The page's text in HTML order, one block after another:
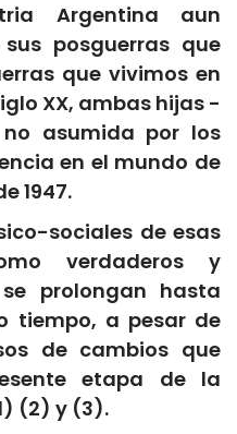
Argentina aun
posguerras que
que vivimos en
XX, ambas hijas -
asumida por los
en el mundo de
1947.
sociales de esas
verdaderos y
prolongan hasta
tiempo, a pesar de
de cambios que
etapa de la
(2) y (3).